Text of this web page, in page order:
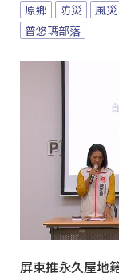
原鄉 防災 風災
普悠瑪部落
屏東推永久屋地